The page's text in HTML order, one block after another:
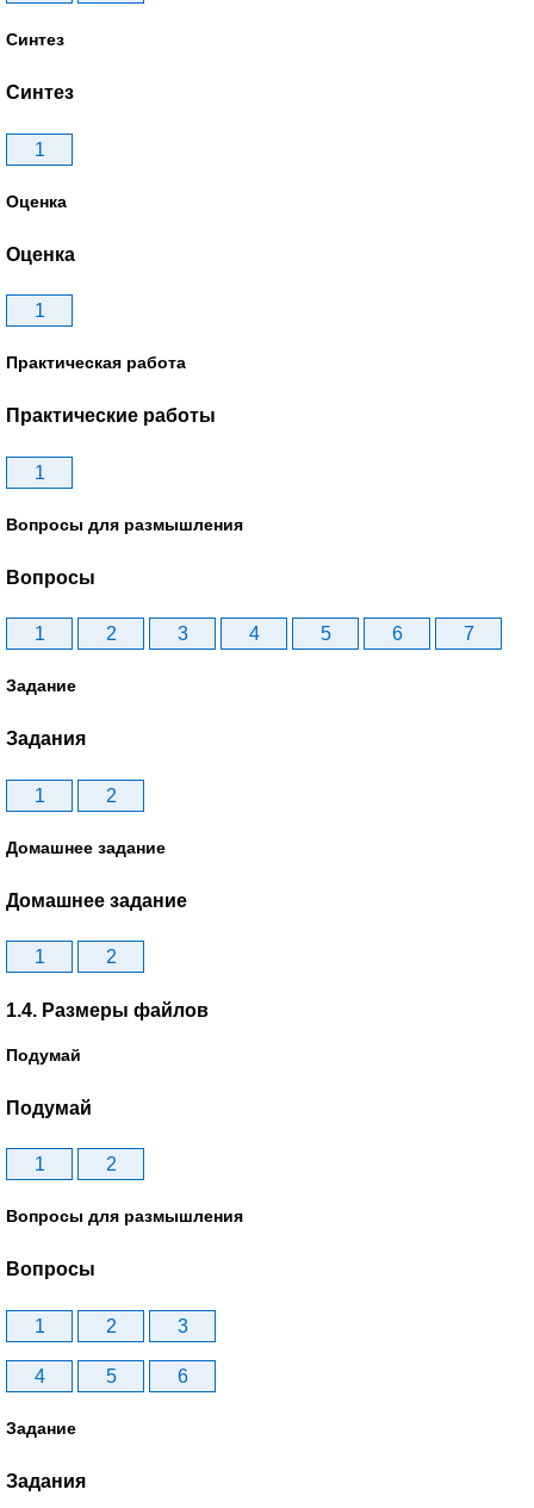
Синтез
Синтез
1
Оценка
Оценка
1
Практическая работа
Практические работы
1
Вопросы для размышления
Вопросы
1 2 3 4 5 6 7
Задание
Задания
1 2
Домашнее задание
Домашнее задание
1 2
1.4. Размеры файлов
Подумай
Подумай
1 2
Вопросы для размышления
Вопросы
1 2 3
4 5 6
Задание
Задания